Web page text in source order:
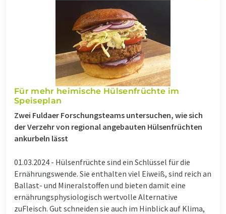
Für mehr heimische Hülsenfrüchte im
Speiseplan
Zwei Fuldaer Forschungsteams untersuchen, wie sich
der Verzehr von regional angebauten Hülsenfrüchten
ankurbeln lässt
01.03.2024 - Hülsenfrüchte sind ein Schlüssel für die
Ernährungswende. Sie enthalten viel Eiweiß, sind reich an
Ballast- und Mineralstoffen und bieten damit eine
ernährungsphysiologisch wertvolle Alternative
zuFleisch. Gut schneiden sie auch im Hinblick auf Klima,